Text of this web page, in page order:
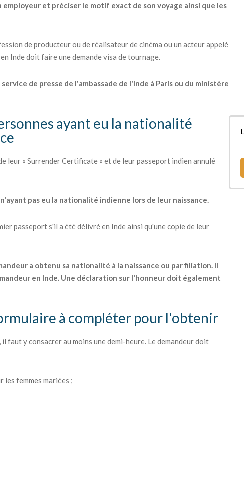
employeur et préciser le motif exact de son voyage ainsi que les
de producteur ou de réalisateur de cinéma ou un acteur appelé
Inde doit faire une demande visa de tournage.
de presse de l'ambassade de l'Inde à Paris ou du ministère
ayant eu la nationalité
leur « Surrender Certificate » et de leur passeport indien annulé
pas eu la nationalité indienne lors de leur naissance.
passeport s'il a été délivré en Inde ainsi qu'une copie de leur
a obtenu sa nationalité à la naissance ou par filiation. Il
en Inde. Une déclaration sur l'honneur doit également
à compléter pour l'obtenir
faut y consacrer au moins une demi-heure. Le demandeur doit
les femmes mariées ;